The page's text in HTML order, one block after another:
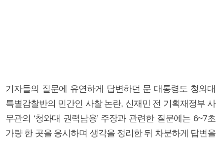
기자들의 질문에 유연하게 답변하던 문 대통령도 청와대
특별감찰반의 민간인 사찰 논란, 신재민 전 기획재정부 사
무관의 ‘청와대 권력남용’ 주장과 관련한 질문에는 6~7초
가량 한 곳을 응시하며 생각을 정리한 뒤 차분하게 답변을